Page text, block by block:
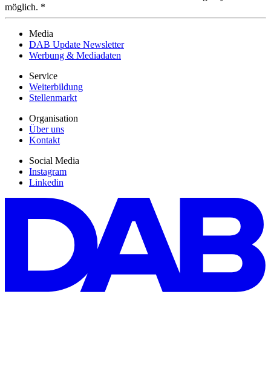
möglich. *
Media
DAB Update Newsletter
Werbung & Mediadaten
Service
Weiterbildung
Stellenmarkt
Organisation
Über uns
Kontakt
Social Media
Instagram
Linkedin